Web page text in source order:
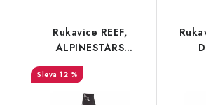
Rukavice REEF,
ALPINESTARS
12 %